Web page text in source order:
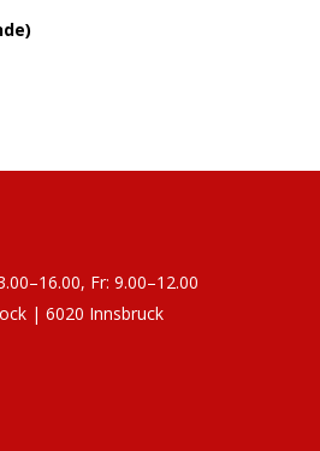
Fr: 9.00–12.00
| 6020 Innsbruck